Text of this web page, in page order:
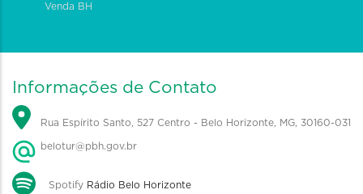
Venda BH
Informações de Contato
Rua Espírito Santo, 527 Centro - Belo Horizonte, MG, 30160-031
belotur@pbh.gov.br
Spotify Rádio Belo Horizonte